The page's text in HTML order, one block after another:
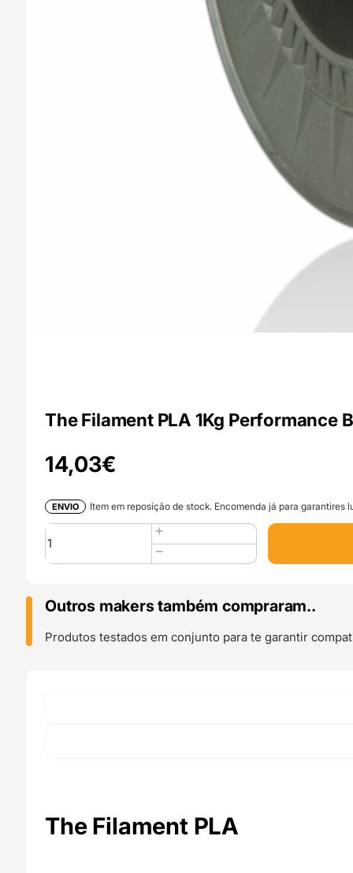
The Filament PLA 1Kg Performance
14,03€
ENVIO Item em reposição de stock. Encomenda já para garantires
Quantidade
de
The
PLA
Performance
Outros makers também compraram..
Produtos testados em conjunto para te garantir
The Filament PLA